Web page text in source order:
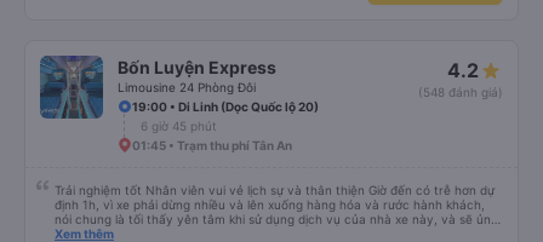
Bốn Luyện Express
Limousine 24 Phòng Đôi
4.2
(548 đánh giá)
19:00 • Di Linh (Dọc Quốc lộ 20)
6 giờ 45 phút
01:45 • Trạm thu phí Tân An
Trải nghiệm tốt Nhân viên vui vẻ lịch sự và thân thiện Giờ đến có trễ hơn dự
định 1h, vì xe phải dừng nhiều và lên xuống hàng hóa và rước hành khách,
nói chung là tối thấy yên tâm khi sử dụng dịch vụ của nhà xe này, và sẽ ủng
hộ và giới thiệu cho người thân sử dụng dịch vụ của nhà xe này
Xem thêm